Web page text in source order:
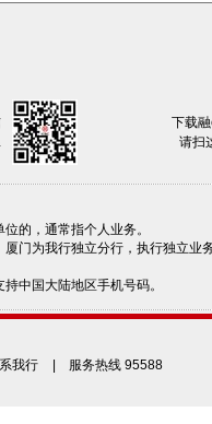
下载
请扫
的，通常指个人业务。
门为我行独立分行，执行独立业
中国大陆地区手机号码。
我行 | 服务热线 95588